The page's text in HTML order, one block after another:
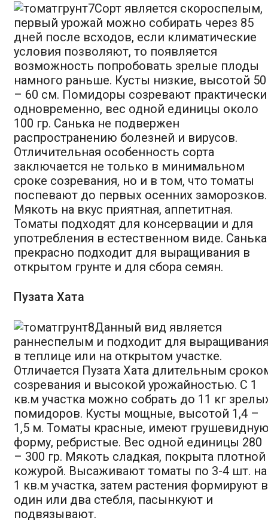
Сорт является скороспелым,
первый урожай можно собирать через 85
дней после всходов, если климатические
условия позволяют, то появляется
возможность попробовать зрелые плоды
намного раньше. Кусты низкие, высотой 50
– 60 см. Помидоры созревают практически
одновременно, вес одной единицы около
100 гр. Санька не подвержен
распространению болезней и вирусов.
Отличительная особенность сорта
заключается не только в минимальном
сроке созревания, но и в том, что томаты
поспевают до первых осенних заморозков.
Мякоть на вкус приятная, аппетитная.
Томаты подходят для консервации и для
употребления в естественном виде. Санька
прекрасно подходит для выращивания в
открытом грунте и для сбора семян.
Пузата Хата
Данный вид является
раннеспелым и подходит для
в теплице или на открытом участке.
Отличается Пузата Хата длительным
созревания и высокой урожайностью. С 1
кв.м участка можно собрать до 11 кг
помидоров. Кусты мощные, высотой 1,4 –
1,5 м. Томаты красные, имеют
форму, ребристые. Вес одной единицы 280
– 300 гр. Мякоть сладкая, покрыта плотной
кожурой. Высаживают томаты по 3-4 шт. на
1 кв.м участка, затем растения формируют в
один или два стебля, пасынкуют и
подвязывают.